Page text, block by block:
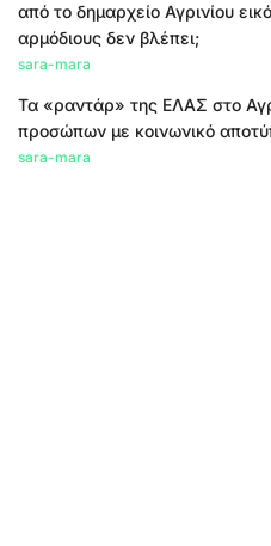
από το δημαρχείο Αγρινίου
αρμόδιους δεν βλέπει;
sara-mara
Τα «ραντάρ» της ΕΛΑΣ στο
προσώπων με κοινωνικό
sara-mara